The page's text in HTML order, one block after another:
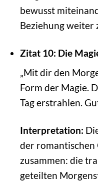
bewusst
Beziehung weiter
Zitat 10: Die
„Mit dir den
Form der Magie.
Tag erstrahlen.
Interpretation:
der
zusammen: die
geteilten